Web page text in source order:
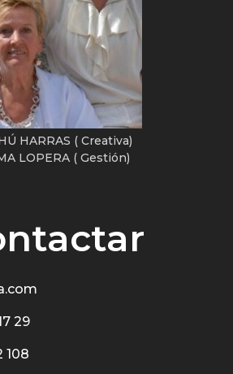
HARRAS ( Creativa)
LOPERA ( Gestión)
29
108